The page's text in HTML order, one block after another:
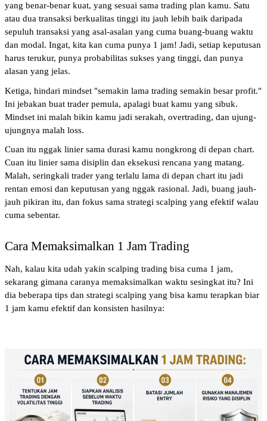
yang benar-benar kuat, yang sesuai sama trading plan kamu. Satu
atau dua transaksi berkualitas tinggi itu jauh lebih baik daripada
sepuluh transaksi yang asal-asalan yang cuma buang-buang waktu
dan modal. Ingat, kita kan cuma punya 1 jam! Jadi, setiap keputusan
harus terukur, punya probabilitas sukses yang tinggi, dan punya
alasan yang jelas.
Ketiga, hindari mindset "semakin lama trading semakin besar profit."
Ini jebakan buat trader pemula, apalagi buat kamu yang sibuk.
Mindset ini malah bikin kamu jadi serakah, overtrading, dan ujung-
ujungnya malah loss.
Cuan itu nggak linier sama durasi kamu nongkrong di depan chart.
Cuan itu linier sama disiplin dan eksekusi rencana yang matang.
Malah, seringkali trader yang terlalu lama di depan chart itu jadi
rentan emosi dan keputusan yang nggak rasional. Jadi, buang jauh-
jauh pikiran itu, dan fokus sama strategi scalping yang efektif walau
cuma sebentar.
Cara Memaksimalkan 1 Jam Trading
Nah, kalau kita udah yakin scalping trading bisa cuma 1 jam,
sekarang gimana caranya memaksimalkan waktu sesingkat itu? Ini
dia beberapa tips dan strategi scalping yang bisa kamu terapkan biar
1 jam kamu efektif dan konsisten hasilnya: